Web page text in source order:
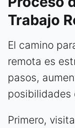
Trabajo
El camino
remota es
pasos,
posibilidades
Primero,